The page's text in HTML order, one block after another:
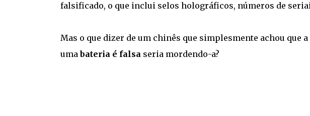
falsificado, o que inclui selos holográficos, números de
Mas o que dizer de um chinês que simplesmente achou que
umabateria é falsaseria mordendo-a?